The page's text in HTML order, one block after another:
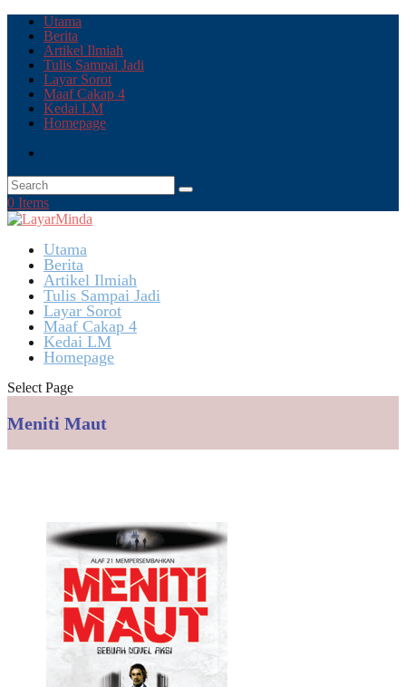
Utama
Berita
Artikel Ilmiah
Tulis Sampai Jadi
Layar Sorot
Maaf Cakap 4
Kedai LM
Homepage
0 Items
Utama
Berita
Artikel Ilmiah
Tulis Sampai Jadi
Layar Sorot
Maaf Cakap 4
Kedai LM
Homepage
Select Page
Meniti Maut